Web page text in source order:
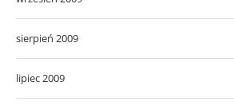
sierpień 2009
lipiec 2009